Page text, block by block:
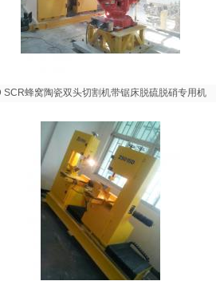
SCR蜂窝陶瓷双头切割机带锯床脱硫脱硝专用机